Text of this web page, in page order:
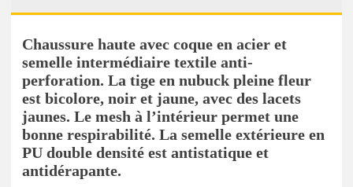
Chaussure haute avec coque en acier et
semelle intermédiaire textile anti-
perforation. La tige en nubuck pleine fleur
est bicolore, noir et jaune, avec des lacets
jaunes. Le mesh à l’intérieur permet une
bonne respirabilité. La semelle extérieure en
PU double densité est antistatique et
antidérapante.